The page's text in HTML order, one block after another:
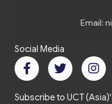
Email:
Email:
Social Media
Subscribe to UCT